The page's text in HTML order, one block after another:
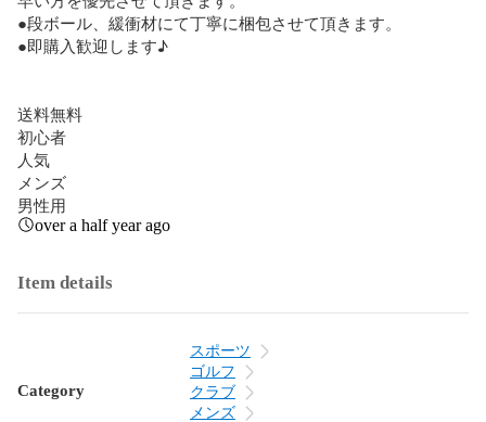
●段ボール、緩衝材にて丁寧に梱包させて頂きます。
●即購入歓迎します♪
送料無料
初心者
人気
メンズ
男性用
over a half year ago
Item details
Category
スポーツ
ゴルフ
クラブ
メンズ